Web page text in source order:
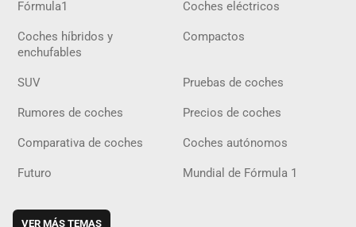
Fórmula1 Coches eléctricos
Coches híbridos y
enchufables
Compactos
SUV Pruebas de coches
Rumores de coches Precios de coches
Comparativa de coches Coches autónomos
Futuro Mundial de Fórmula 1
VER MÁS TEMAS